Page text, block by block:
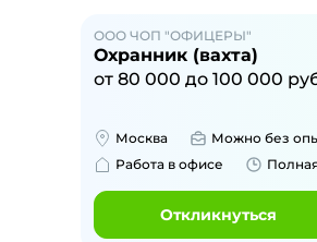
ООО ЧОП "ОФИЦЕРЫ"
Охранник (вахта)
от 80 000 до 100 000
Москва
Можно без
Работа в офисе
Откликнуться